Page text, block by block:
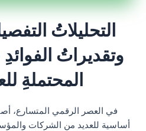
التحليلاتُ
المحتملةِ
في العصر الرقمي المتسارع،
أساسية للعديد من الشركات